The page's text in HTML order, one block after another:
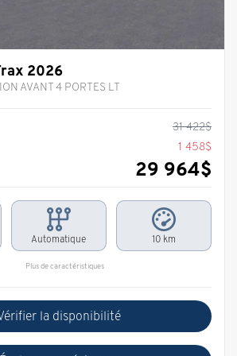
2026
AVANT 4 PORTES LT
31 422$
1 458$
29 964$
Automatique 10 km
Plus de caractéristiques
la disponibilité